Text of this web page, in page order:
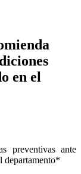
en el
preventivas ante
departamento*